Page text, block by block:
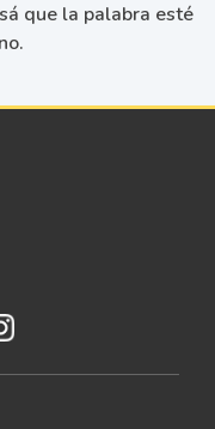
que la palabra esté